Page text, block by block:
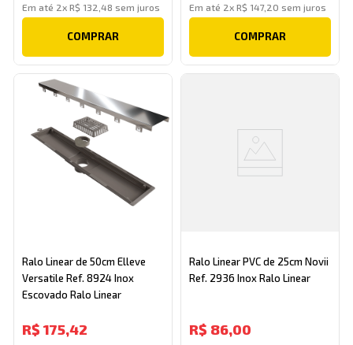
Em até 2xR$ 132 ,48 sem juros
COMPRAR
Em até 2x R$ 147, 20 sem juros
COMPRAR
Ralo Linear de 50cm Elleve
Versatile Ref. 8924 Inox
Escovado Ralo Linear
R$ 175,42
Ralo Linear PVC de 25cm Novii
Ref. 2936 Inox Ralo Linear
R$ 86,00